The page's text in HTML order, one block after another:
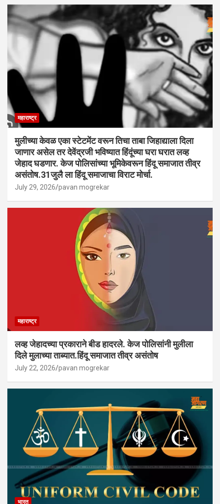
महाराष्ट्र
मुलीच्या केवळ एका स्टेटमेंट वरून तिचा ताबा जिहाद्याला दिला
जाणार असेल तर देवेंद्रजी भविष्यात हिंदूंच्या घरा घरात लव्ह
जेहाद घडणार. केज पोलिसांच्या भूमिकेवरून हिंदू समाजात तीव्र
असंतोष.31जुलै ला हिंदू समाजाचा विराट मोर्चा.
July 29, 2026 pavan mogrekar
महाराष्ट्र
लव्ह जेहादच्या प्रकाराने बीड हादरले. केज पोलिसांनी मुलीला
दिले मुलाच्या ताब्यात.हिंदू समाजात तीव्र असंतोष
July 22, 2026 pavan mogrekar
भारत